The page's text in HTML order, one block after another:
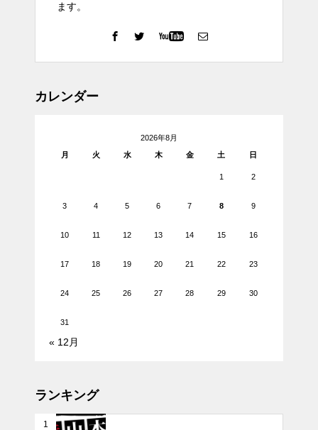
ます。
カレンダー
2026年8月
月
火 水 木 金 土 日
1 2
3 4 5 6 7 8 9
10 11 12 13 14 15 16
17 18 19 20 21 22 23
24 25 26 27 28 29 30
31
« 12月
ランキング
1